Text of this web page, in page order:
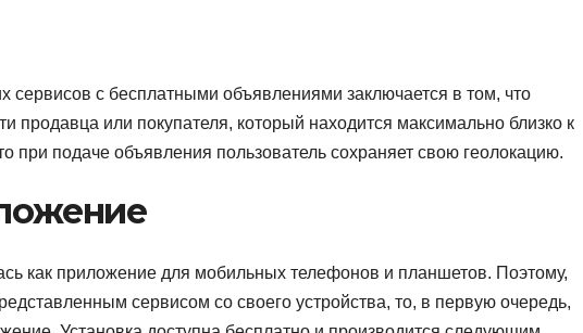
сервисов с бесплатными объявлениями заключается в том, что
продавца или покупателя, который находится максимально близко к
при подаче объявления пользователь сохраняет свою геолокацию.
как приложение для мобильных телефонов и планшетов. Поэтому,
сервисом со своего устройства, то, в первую очередь,